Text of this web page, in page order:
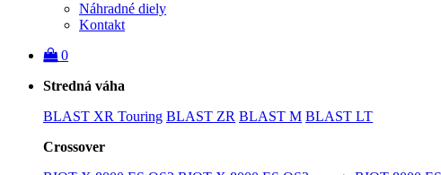
Náhradné diely
Kontakt
0
Stredná váha
BLAST XR Touring BLAST ZR BLAST M BLAST LT
Crossover